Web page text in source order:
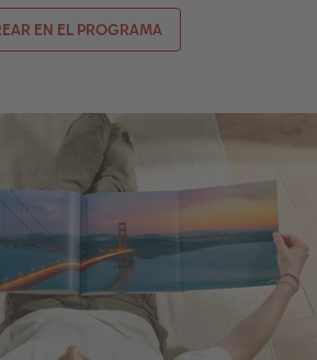
EN EL PROGRAMA